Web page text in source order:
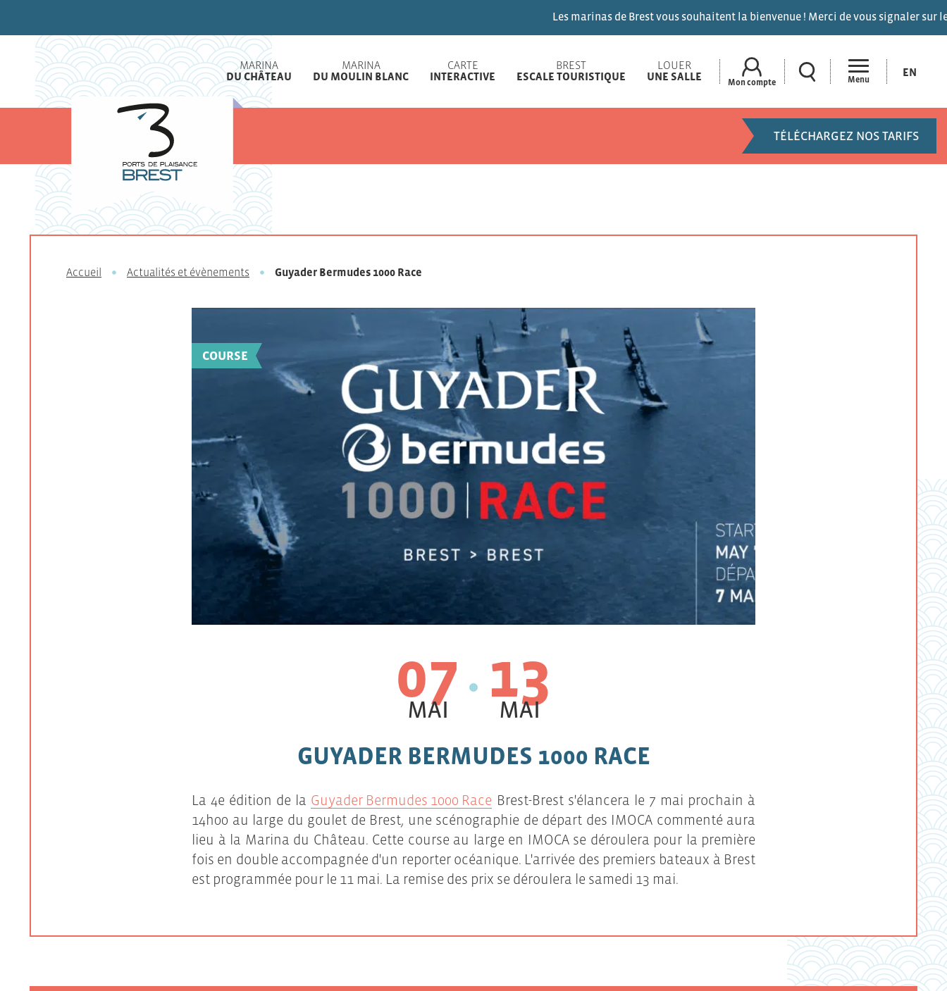
Les marinas de Brest vous souhaitent la bienvenue ! Merci de vous signaler sur le canal 9
MARINA
DU CHÂTEAU
MARINA
DU MOULIN BLANC
CARTE
INTERACTIVE
BREST
ESCALE TOURISTIQUE
LOUER
UNE SALLE
Mon compte Menu
EN
TÉLÉCHARGEZ NOS TARIFS
Accueil Actualités et évènements Guyader Bermudes 1000 Race
COURSE
07
MAI 13
MAI
GUYADER BERMUDES 1000 RACE
La 4e édition de la Guyader Bermudes 1000 Race Brest-Brest s'élancera le 7 mai prochain à
14h00 au large du goulet de Brest, une scénographie de départ des IMOCA commenté aura
lieu à la Marina du Château. Cette course au large en IMOCA se déroulera pour la première
fois en double accompagnée d'un reporter océanique. L'arrivée des premiers bateaux à Brest
est programmée pour le 11 mai. La remise des prix se déroulera le samedi 13 mai.